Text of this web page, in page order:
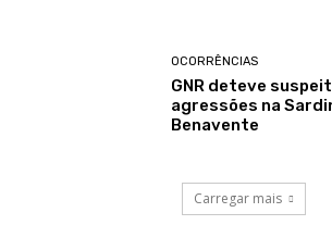
OCORRÊNCIAS
GNR deteve
agressões na
Benavente
Carregar mais